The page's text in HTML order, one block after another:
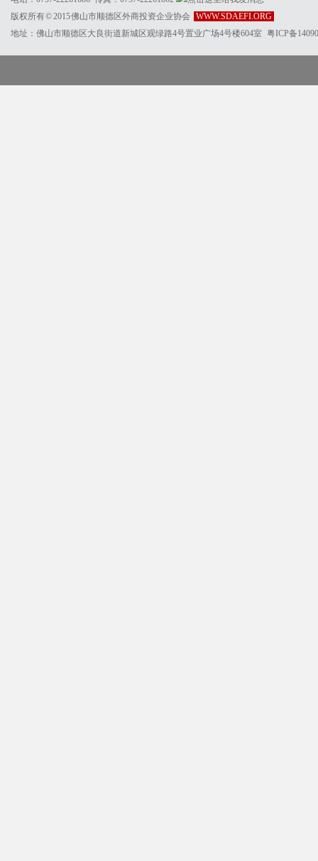
版权所有 © 2015 佛山市顺德区外商投资企业协会 WWW.SDAEFI.ORG
地址：佛山市顺德区大良街道新城区观绿路4号置业广场4号楼604室粤ICP备